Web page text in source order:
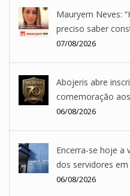
Mauryem Neves:
preciso saber
07/08/2026
Abojeris abre
comemoração
06/08/2026
Encerra-se hoje a
dos servidores
06/08/2026